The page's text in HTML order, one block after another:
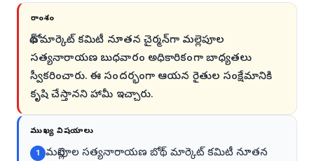
సారాంశం
బోథ్ మార్కెట్ కమిటీ నూతన చైర్మన్‌గా మల్లెపూల
సత్యనారాయణ బుధవారం అధికారికంగా బాధ్యతలు
స్వీకరించారు. ఈ సందర్భంగా ఆయన రైతుల సంక్షేమానికి
కృషి చేస్తానని హామీ ఇచ్చారు.
ముఖ్య విషయాలు
1
మల్లెపూల సత్యనారాయణ బోథ్ మార్కెట్ కమిటీ నూతన